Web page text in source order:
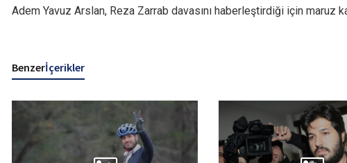
Adem Yavuz Arslan, Reza Zarrab davasını haberleştirdiği için maruz
Benzerİçerikler